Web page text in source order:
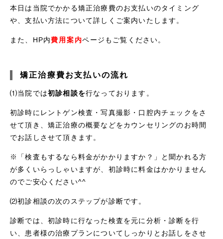
本日は当院でかかる矯正治療費のお支払いのタイミング
や、支払い方法について詳しくご案内いたします。
また、HP内費用案内ページもご覧ください。
矯正治療費お支払いの流れ
⑴当院では初診相談を行なっております。
初診時にレントゲン検査・写真撮影・口腔内チェックをさ
せて頂き、矯正治療の概要などをカウンセリングのお時間
でお話しさせて頂きます。
※「検査もするなら料金がかかりますか？」と聞かれる方
が多くいらっしゃいますが、初診時に料金はかかりません
のでご安心ください^^
⑵初診相談の次のステップが診断です。
診断では、初診時に行なった検査を元に分析・診断を行
い、患者様の治療プランについてしっかりとお話しをさせ